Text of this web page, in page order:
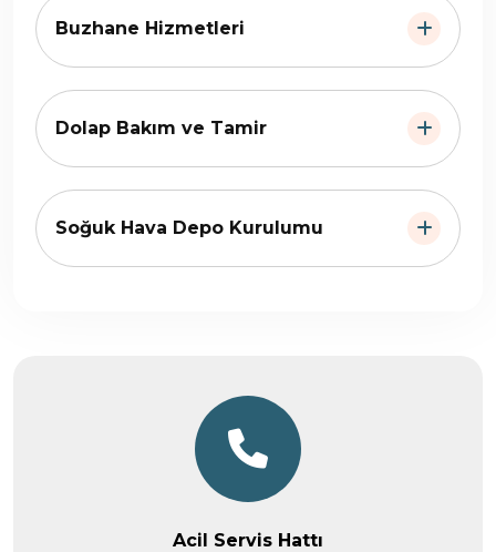
Buzhane Hizmetleri
Dolap Bakım ve Tamir
Soğuk Hava Depo Kurulumu
Acil Servis Hattı